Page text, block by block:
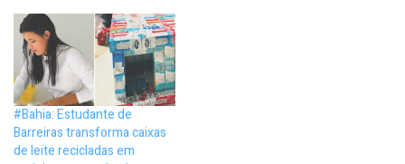
#Bahia: Estudante de
Barreiras transforma caixas
de leite recicladas em